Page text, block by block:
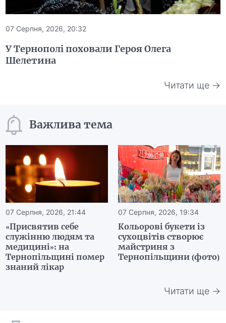
07 Серпня, 2026, 20:32
У Тернополі поховали Героя Олега
Шелетина
Читати ще →
Важлива тема
07 Серпня, 2026, 21:44
«Присвятив себе
служінню людям та
медицині»: на
Тернопільщині помер
знаний лікар
07 Серпня, 2026, 19:34
Кольорові букети із
сухоцвітів створює
майстриня з
Тернопільщини (фото)
Читати ще →